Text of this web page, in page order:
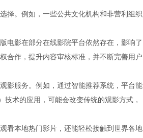
择。例如，一些公共文化机构和非营利组织
电影在部分在线影院平台依然存在，影响了
合作，提升内容审核标准，并不断完善用户
影服务。例如，通过智能推荐系统，平台能
术的应用，可能会改变传统的观影方式，
看本地热门影片，还能轻松接触到世界各地